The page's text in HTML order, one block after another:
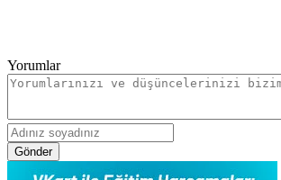
Yorumlar
Gönder